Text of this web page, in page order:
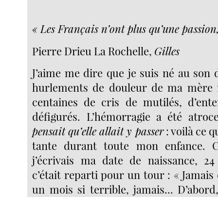
« Les Français n’ont plus qu’une
Pierre Drieu La Rochelle, Gilles
J’aime me dire que je suis né au son
hurlements de douleur de ma mère
centaines de cris de mutilés,
défigurés. L’hémorragie a été
pensait qu’elle allait y passer: voilà ce
tante durant toute mon enfance.
j’écrivais ma date de naissance, 24
c’était reparti pour un tour : « Jamais
un mois si terrible, jamais...